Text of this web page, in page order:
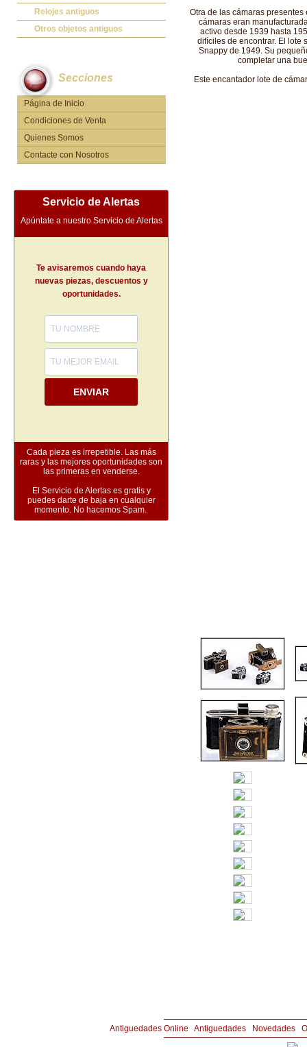
Publicaciones antiguas
Cajas de música antiguas
Radios antiguas
Plata antigua
Relojes antiguos
Relojes sobremesa antiguos
Relojes de bolsillo antiguos
Relojes de pulsera antiguos
Otros objetos antiguos
Secciones
Página de Inicio
Condiciones de Venta
Quienes Somos
Contacte con Nosotros
Servicio de Alertas
Apúntate a nuestro Servicio de Alertas
Te avisaremos cuando haya
nuevas piezas, descuentos y
oportunidades.
ENVIAR
Cada pieza es irrepetible. Las más
raras y las mejores oportunidades son
las primeras en venderse.
El Servicio de Alertas es gratis y
puedes darte de baja en cualquier
momento. No hacemos Spam.
Otra de las cámaras
cámaras eran
activo desde 1939 hasta
difíciles de encontrar. El lote
Snappy de 1949. Su
completar una
Este encantador lote de
Antiguedades Online Antiguedades Novedades